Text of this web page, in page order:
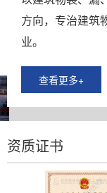
方向，专治建筑
业。
查看更多+
资质证书